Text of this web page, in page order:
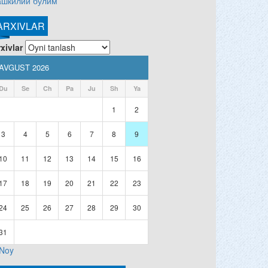
2026
Du Se Ch Pa Ju Sh Ya
1 2
3 4 5 6 7 8 9
10 11 12 13 14 15 16
17 18 19 20 21 22 23
25 26 27 28 29 30